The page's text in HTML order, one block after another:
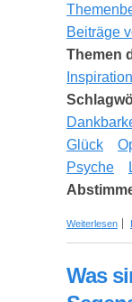
Beiträge
Themen
Inspiration
Glück
Psyche
Weiterlesen
Was